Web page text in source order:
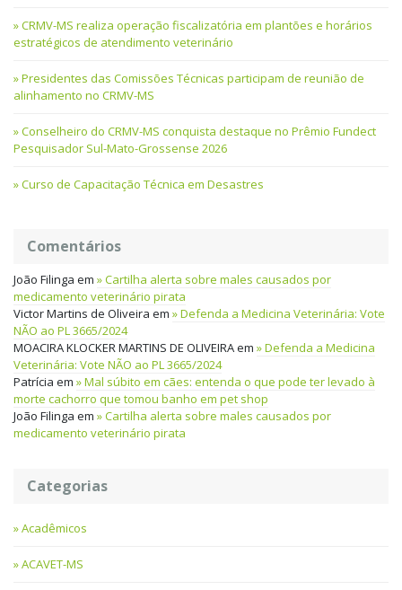
CRMV-MS realiza operação fiscalizatória em plantões e horários
estratégicos de atendimento veterinário
Presidentes das Comissões Técnicas participam de reunião de
alinhamento no CRMV-MS
Conselheiro do CRMV-MS conquista destaque no Prêmio Fundect
Pesquisador Sul-Mato-Grossense 2026
Curso de Capacitação Técnica em Desastres
Comentários
João Filinga em
Cartilha alerta sobre males causados por
medicamento veterinário pirata
Victor Martins de Oliveira em
Defenda a Medicina Veterinária: Vote
NÃO ao PL 3665/2024
MOACIRA KLOCKER MARTINS DE OLIVEIRAem
Defenda a Medicina
Veterinária: Vote NÃO ao PL 3665/2024
Patrícia em
Mal súbito em cães: entenda o que pode ter levado à
morte cachorro que tomou banho em pet shop
João Filinga em
Cartilha alerta sobre males causados por
medicamento veterinário pirata
Categorias
Acadêmicos
ACAVET-MS